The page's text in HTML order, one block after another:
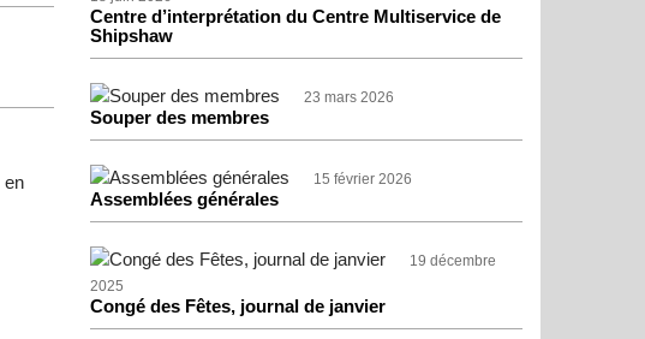
en
Centre d’interprétation du Centre Multiservice de
Shipshaw
23 mars 2026
Souper des membres
15 février 2026
Assemblées générales
19 décembre
2025
Congé des Fêtes, journal de janvier